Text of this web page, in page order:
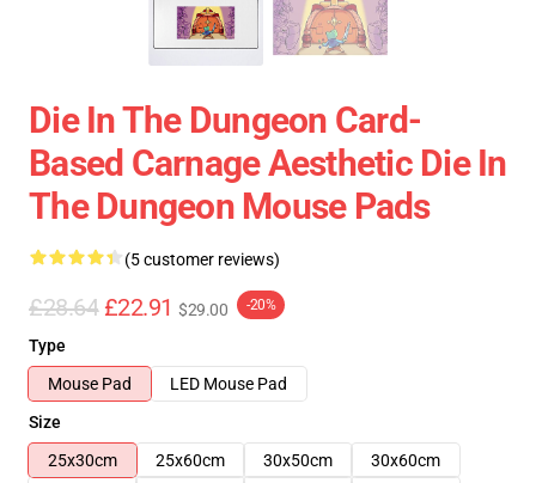
Die In The Dungeon Card-
Based Carnage Aesthetic Die In
The Dungeon Mouse Pads
(5 customer reviews)
£28.64 £22.91 $29.00 -20%
Type
Mouse Pad
LED Mouse Pad
Size
25x30cm
25x60cm 30x50cm
30x60cm